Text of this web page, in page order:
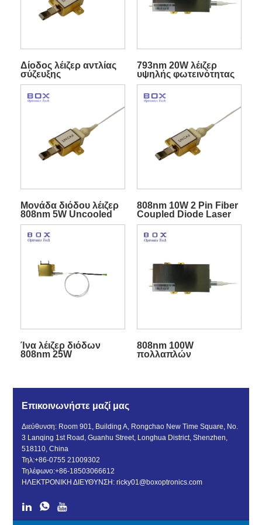
Δίοδος λέιζερ αντλίας
σύζευξης
σταθεροποιημένης
ίνας 793 nm 3W
793nm 20W λέιζερ
υψηλής φωτεινότητας
με δίοδο με κοτσίδα
ινών
Μονάδα διόδου λέιζερ
808nm 5W Uncooled
Multimode Diode
808nm 10W 2 Pin Fiber
Coupled Diode Laser
Ίνα λέιζερ διόδων
808nm 25W
808nm 100W
πολλαπλών
Επικοινωνήστε μαζί μας
Διεύθυνση: Room 901, Building A, Rongchao New Time Square, No.
3 Lanqing 1st Road, Guanhu Street, Longhua District, Shenzhen,
518110, China
Τηλ:+86-0755 21009302
Τηλέφωνο:+86-18503066612
ΗΛΕΚΤΡΟΝΙΚΗ ΔΙΕΥΘΥΝΣΗ:ricky01@boxoptronics.com